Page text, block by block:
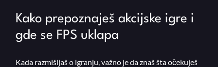
Kako prepoznaješ akcijske igre i
gde se FPS uklapa
Kada razmišljaš o igranju, važno je da znaš šta očekuješ